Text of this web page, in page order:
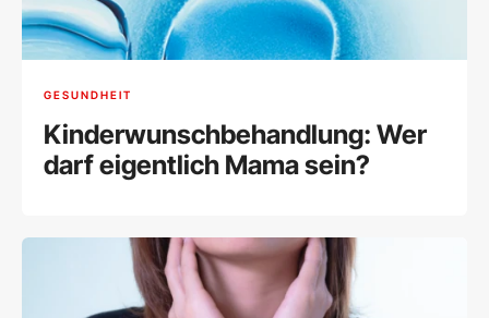
GESUNDHEIT
Kinderwunschbehandlung: Wer
darf eigentlich Mama sein?